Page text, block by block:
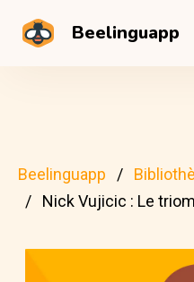
Beelinguapp
Beelinguapp
Nick Vujicic : Le